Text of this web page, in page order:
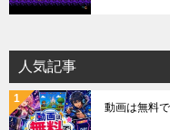
人気記事
動画は無料